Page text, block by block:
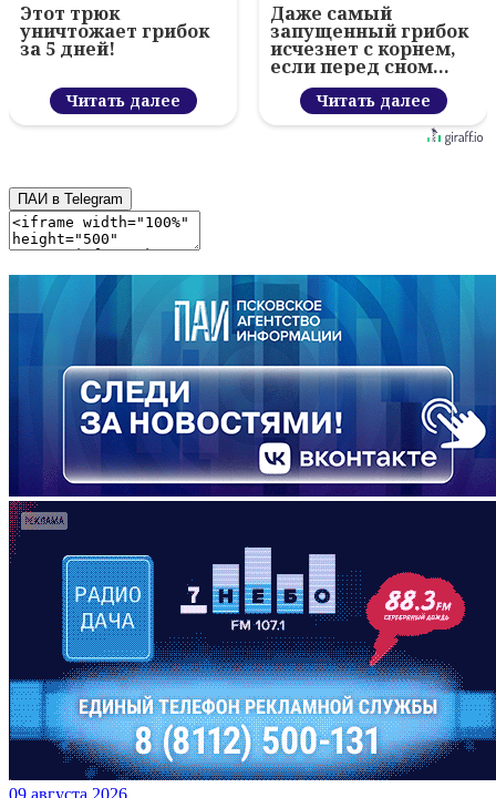
Этот трюк
уничтожает грибок
за 5 дней!
Читать далее
Даже самый
запущенный грибок
исчезнет с корнем,
если перед сном…
Читать далее
ПАИ в Telegram